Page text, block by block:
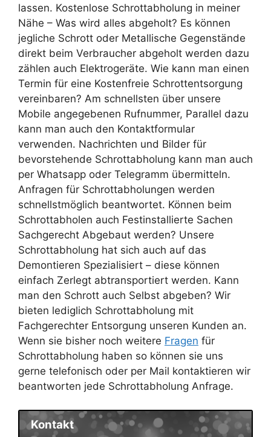
lassen. Kostenlose Schrottabholung in meiner
Nähe – Was wird alles abgeholt? Es können
jegliche Schrott oder Metallische Gegenstände
direkt beim Verbraucher abgeholt werden dazu
zählen auch Elektrogeräte. Wie kann man einen
Termin für eine Kostenfreie Schrottentsorgung
vereinbaren? Am schnellsten über unsere
Mobile angegebenen Rufnummer, Parallel dazu
kann man auch den Kontaktformular
verwenden. Nachrichten und Bilder für
bevorstehende Schrottabholung kann man auch
per Whatsapp oder Telegramm übermitteln.
Anfragen für Schrottabholungen werden
schnellstmöglich beantwortet. Können beim
Schrottabholen auch Festinstallierte Sachen
Sachgerecht Abgebaut werden? Unsere
Schrottabholung hat sich auch auf das
Demontieren Spezialisiert – diese können
einfach Zerlegt abtransportiert werden. Kann
man den Schrott auch Selbst abgeben? Wir
bieten lediglich Schrottabholung mit
Fachgerechter Entsorgung unseren Kunden an.
Wenn sie bisher noch weitere Fragen für
Schrottabholung haben so können sie uns
gerne telefonisch oder per Mail kontaktieren wir
beantworten jede Schrottabholung Anfrage.
Kontakt